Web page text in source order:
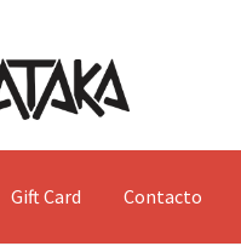
Gift Card Contacto